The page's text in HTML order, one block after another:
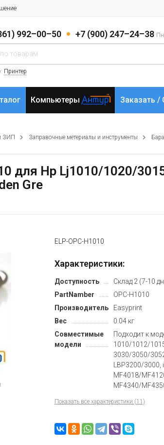
992–00–50 +7 (900) 247–24–38
Принтер
Компьютеры Заказать /
ЗИП Заправочные метериалы и инструменты
для Hp Lj1010/1020/
Gre
ELP-OPC-H1010
Характеристики:
Доступность
Склад 2 (7-10
PartNamber
OPC-H1010
Производитель
Easyprint
Вес
0.04 кг
Совместимые
модели
Подходит к
1010/1012/
3030/3050/
LBP3200/3000,
MF4018/
MF4340/
Показать все характеристики (11)